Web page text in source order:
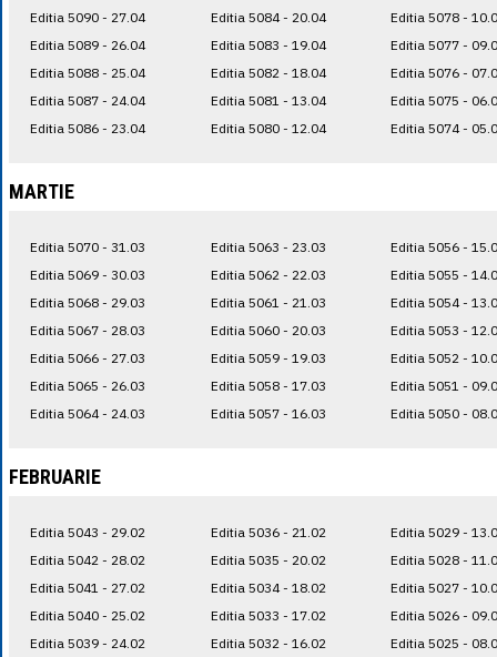
Editia 5090 - 27.04
Editia 5089 - 26.04
Editia 5088 - 25.04
Editia 5087 - 24.04
Editia 5086 - 23.04
Editia 5084 - 20.04
Editia 5083 - 19.04
Editia 5082 - 18.04
Editia 5081 - 13.04
Editia 5080 - 12.04
Editia 5078 -
Editia 5077 -
Editia 5076 -
Editia 5075 -
Editia 5074 -
MARTIE
Editia 5070 - 31.03
Editia 5069 - 30.03
Editia 5068 - 29.03
Editia 5067 - 28.03
Editia 5066 - 27.03
Editia 5065 - 26.03
Editia 5064 - 24.03
Editia 5063 - 23.03
Editia 5062 - 22.03
Editia 5061 - 21.03
Editia 5060 - 20.03
Editia 5059 - 19.03
Editia 5058 - 17.03
Editia 5057 - 16.03
Editia 5056 -
Editia 5055 -
Editia 5054 -
Editia 5053 -
Editia 5052 -
Editia 5051 -
Editia 5050 -
FEBRUARIE
Editia 5043 - 29.02
Editia 5042 - 28.02
Editia 5041 - 27.02
Editia 5040 - 25.02
Editia 5039 - 24.02
Editia 5036 - 21.02
Editia 5035 - 20.02
Editia 5034 - 18.02
Editia 5033 - 17.02
Editia 5032 - 16.02
Editia 5029 -
Editia 5028 -
Editia 5027 -
Editia 5026 -
Editia 5025 -